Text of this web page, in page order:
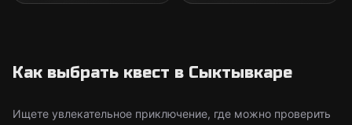
Как выбрать квест в Сыктывкаре
Ищете увлекательное приключение, где можно проверить